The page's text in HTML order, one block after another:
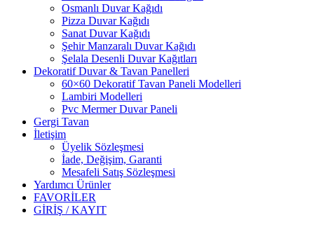
Osmanlı Duvar Kağıdı
Pizza Duvar Kağıdı
Sanat Duvar Kağıdı
Şehir Manzaralı Duvar Kağıdı
Şelala Desenli Duvar Kağıtları
Dekoratif Duvar & Tavan Panelleri
60×60 Dekoratif Tavan Paneli Modelleri
Lambiri Modelleri
Pvc Mermer Duvar Paneli
Gergi Tavan
İletişim
Üyelik Sözleşmesi
İade, Değişim, Garanti
Mesafeli Satış Sözleşmesi
Yardımcı Ürünler
FAVORİLER
GİRİŞ / KAYIT